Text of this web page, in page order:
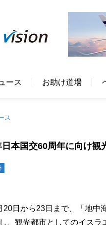
ース お助け道場
ス
本国交60周年に向け観
20日から23日まで、「地中
、観光都市としてのイス